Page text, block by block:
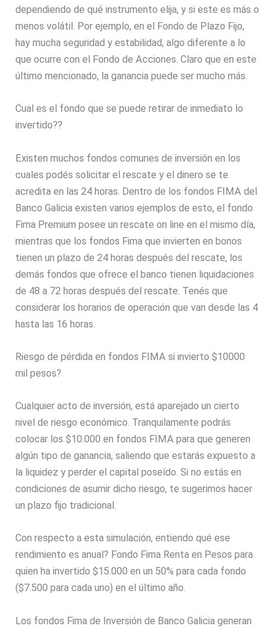
dependiendo de qué instrumento elija, y si este es más o
menos volátil. Por ejemplo, en el Fondo de Plazo Fijo,
hay mucha seguridad y estabilidad, algo diferente a lo
que ocurre con el Fondo de Acciones. Claro que en este
último mencionado, la ganancia puede ser mucho más.
Cual es el fondo que se puede retirar de inmediato lo
invertido??
Existen muchos fondos comunes de inversión en los
cuales podés solicitar el rescate y el dinero se te
acredita en las 24 horas. Dentro de los fondos FIMA del
Banco Galicia existen varios ejemplos de esto, el fondo
Fima Premium posee un rescate on line en el mismo día,
mientras que los fondos Fima que invierten en bonos
tienen un plazo de 24 horas después del rescate, los
demás fondos que ofrece el banco tienen liquidaciones
de 48 a 72 horas después del rescate. Tenés que
considerar los horarios de operación que van desde las 4
hasta las 16 horas.
Riesgo de pérdida en fondos FIMA si invierto $10000
mil pesos?
Cualquier acto de inversión, está aparejado un cierto
nivel de riesgo económico. Tranquilamente podrás
colocar los $10.000 en fondos FIMA para que generen
algún tipo de ganancia, saliendo que estarás expuesto a
la liquidez y perder el capital poseído. Si no estás en
condiciones de asumir dicho riesgo, te sugerimos hacer
un plazo fijo tradicional.
Con respecto a esta simulación, entiendo qué ese
rendimiento es anual? Fondo Fima Renta en Pesos para
quien ha invertido $15.000 en un 50% para cada fondo
($7.500 para cada uno) en el último año.
Los fondos Fima de Inversión de Banco Galicia generan